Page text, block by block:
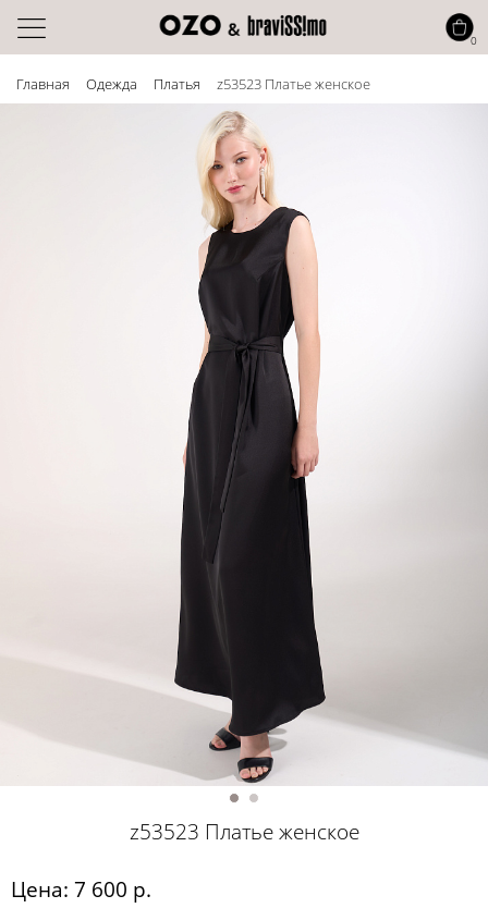
Главная Одежда Платья z53523 Платье женское
z53523 Платье женское
Цена: 7 600 р.
0